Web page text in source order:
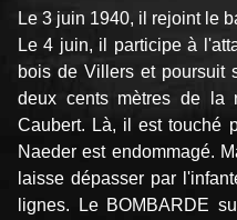
Le 3 juin 1940, il rejoint le
Le 4 juin, il participe à
bois de Villers et poursuit
deux cents mètres de
Caubert. Là, il est touché
Naeder est endommagé.
laisse dépasser par
lignes. Le BOMBARDE